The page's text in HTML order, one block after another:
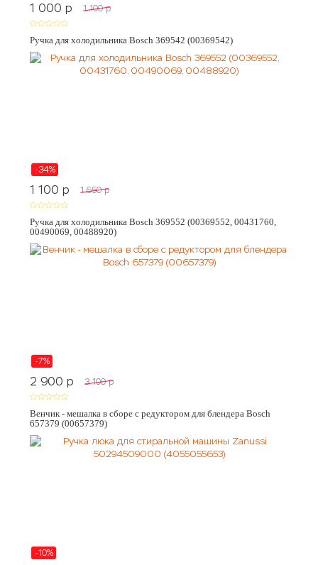
1 000 p 1 100 p
Ручка для холодильника Bosch 369542 (00369542)
-34%
1 100 p 1 650 p
Ручка для холодильника Bosch 369552 (00369552, 00431760,
00490069, 00488920)
-7%
2 900 p 3 100 p
Венчик - мешалка в сборе с редуктором для блендера Bosch
657379 (00657379)
-10%